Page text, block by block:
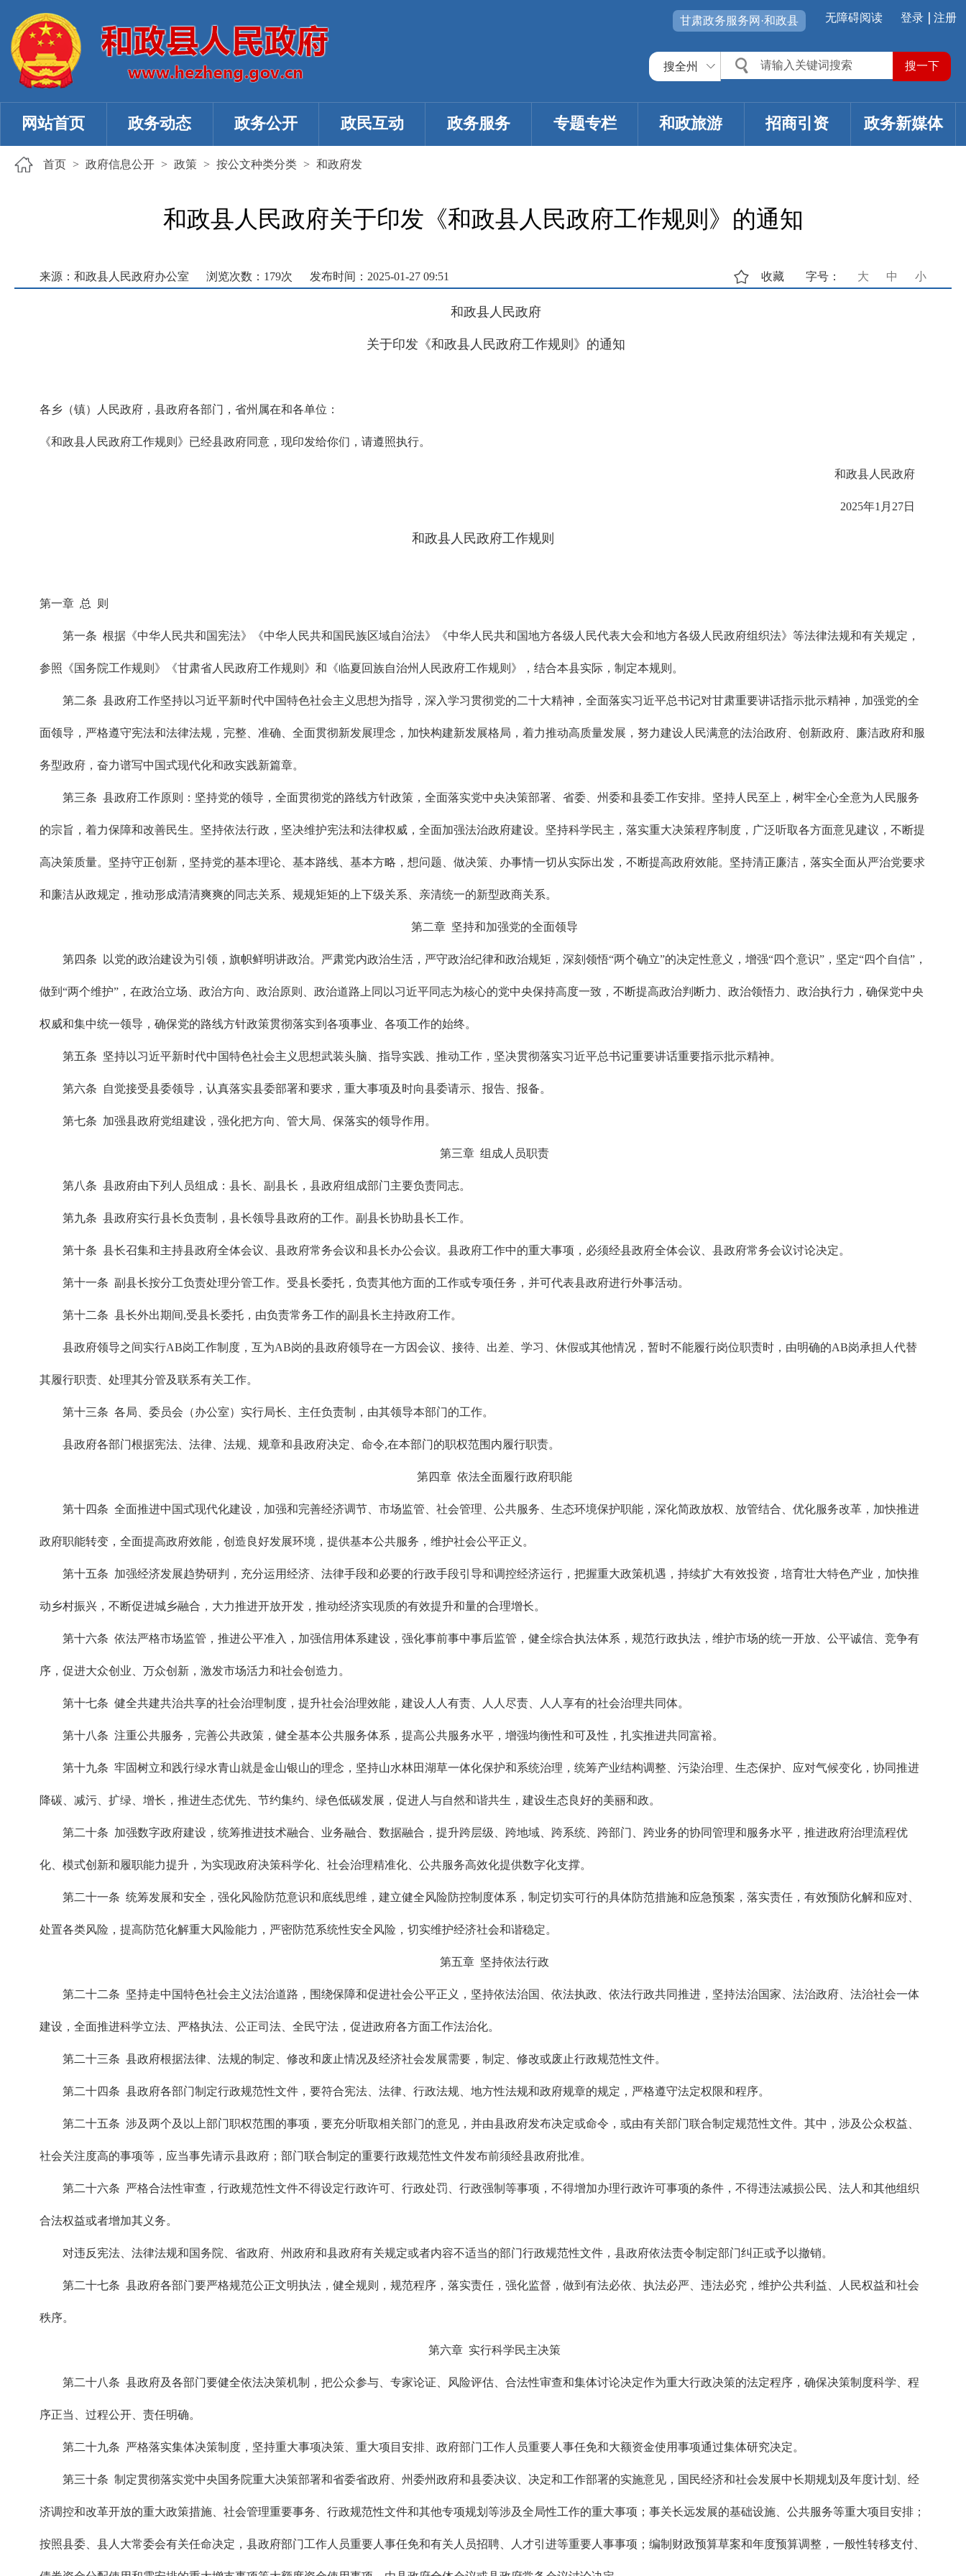
登录 注册
无障碍阅读
甘肃政务服务网·和政县
搜全州
网站首页 政务动态 政务公开 政民互动 政务服务 专题专栏 和政旅游 招商引资 政务新媒体
首页 > 政府信息公开 > 政策 > 按公文种类分类 > 和政府发
和政县人民政府关于印发《和政县人民政府工作规则》的通知
来源：和政县人民政府办公室 浏览次数： 179次 发布时间：2025-01-27 09:51 字号： 大 中 小
收藏
和政县人民政府
关于印发《和政县人民政府工作规则》的通知
各乡（镇）人民政府，县政府各部门，省州属在和各单位：
《和政县人民政府工作规则》已经县政府同意，现印发给你们，请遵照执行。
和政县人民政府
2025年1月27日
和政县人民政府工作规则
第一章 总 则
第一条 根据《中华人民共和国宪法》《中华人民共和国民族区域自治法》《中华人民共和国地方各级人民代表大会和地方各级人民政府组织法》等法律法规和有关规定，
参照《国务院工作规则》《甘肃省人民政府工作规则》和《临夏回族自治州人民政府工作规则》，结合本县实际，制定本规则。
第二条 县政府工作坚持以习近平新时代中国特色社会主义思想为指导，深入学习贯彻党的二十大精神，全面落实习近平总书记对甘肃重要讲话指示批示精神，加强党的全
面领导，严格遵守宪法和法律法规，完整、准确、全面贯彻新发展理念，加快构建新发展格局，着力推动高质量发展，努力建设人民满意的法治政府、创新政府、廉洁政府和服
务型政府，奋力谱写中国式现代化和政实践新篇章。
第三条 县政府工作原则：坚持党的领导，全面贯彻党的路线方针政策，全面落实党中央决策部署、省委、州委和县委工作安排。坚持人民至上，树牢全心全意为人民服务
的宗旨，着力保障和改善民生。坚持依法行政，坚决维护宪法和法律权威，全面加强法治政府建设。坚持科学民主，落实重大决策程序制度，广泛听取各方面意见建议，不断提
高决策质量。坚持守正创新，坚持党的基本理论、基本路线、基本方略，想问题、做决策、办事情一切从实际出发，不断提高政府效能。坚持清正廉洁，落实全面从严治党要求
和廉洁从政规定，推动形成清清爽爽的同志关系、规规矩矩的上下级关系、亲清统一的新型政商关系。
第二章 坚持和加强党的全面领导
第四条 以党的政治建设为引领，旗帜鲜明讲政治。严肃党内政治生活，严守政治纪律和政治规矩，深刻领悟“两个确立”的决定性意义，增强“四个意识”，坚定“四个自信”，
做到“两个维护”，在政治立场、政治方向、政治原则、政治道路上同以习近平同志为核心的党中央保持高度一致，不断提高政治判断力、政治领悟力、政治执行力，确保党中央
权威和集中统一领导，确保党的路线方针政策贯彻落实到各项事业、各项工作的始终。
第五条 坚持以习近平新时代中国特色社会主义思想武装头脑、指导实践、推动工作，坚决贯彻落实习近平总书记重要讲话重要指示批示精神。
第六条 自觉接受县委领导，认真落实县委部署和要求，重大事项及时向县委请示、报告、报备。
第七条 加强县政府党组建设，强化把方向、管大局、保落实的领导作用。
第三章 组成人员职责
第八条 县政府由下列人员组成：县长、副县长，县政府组成部门主要负责同志。
第九条 县政府实行县长负责制，县长领导县政府的工作。副县长协助县长工作。
第十条 县长召集和主持县政府全体会议、县政府常务会议和县长办公会议。县政府工作中的重大事项，必须经县政府全体会议、县政府常务会议讨论决定。
第十一条 副县长按分工负责处理分管工作。受县长委托，负责其他方面的工作或专项任务，并可代表县政府进行外事活动。
第十二条 县长外出期间,受县长委托，由负责常务工作的副县长主持政府工作。
县政府领导之间实行AB岗工作制度，互为AB岗的县政府领导在一方因会议、接待、出差、学习、休假或其他情况，暂时不能履行岗位职责时，由明确的AB岗承担人代替
其履行职责、处理其分管及联系有关工作。
第十三条 各局、委员会（办公室）实行局长、主任负责制，由其领导本部门的工作。
县政府各部门根据宪法、法律、法规、规章和县政府决定、命令,在本部门的职权范围内履行职责。
第四章 依法全面履行政府职能
第十四条 全面推进中国式现代化建设，加强和完善经济调节、市场监管、社会管理、公共服务、生态环境保护职能，深化简政放权、放管结合、优化服务改革，加快推进
政府职能转变，全面提高政府效能，创造良好发展环境，提供基本公共服务，维护社会公平正义。
第十五条 加强经济发展趋势研判，充分运用经济、法律手段和必要的行政手段引导和调控经济运行，把握重大政策机遇，持续扩大有效投资，培育壮大特色产业，加快推
动乡村振兴，不断促进城乡融合，大力推进开放开发，推动经济实现质的有效提升和量的合理增长。
第十六条 依法严格市场监管，推进公平准入，加强信用体系建设，强化事前事中事后监管，健全综合执法体系，规范行政执法，维护市场的统一开放、公平诚信、竞争有
序，促进大众创业、万众创新，激发市场活力和社会创造力。
第十七条 健全共建共治共享的社会治理制度，提升社会治理效能，建设人人有责、人人尽责、人人享有的社会治理共同体。
第十八条 注重公共服务，完善公共政策，健全基本公共服务体系，提高公共服务水平，增强均衡性和可及性，扎实推进共同富裕。
第十九条 牢固树立和践行绿水青山就是金山银山的理念，坚持山水林田湖草一体化保护和系统治理，统筹产业结构调整、污染治理、生态保护、应对气候变化，协同推进
降碳、减污、扩绿、增长，推进生态优先、节约集约、绿色低碳发展，促进人与自然和谐共生，建设生态良好的美丽和政。
第二十条 加强数字政府建设，统筹推进技术融合、业务融合、数据融合，提升跨层级、跨地域、跨系统、跨部门、跨业务的协同管理和服务水平，推进政府治理流程优
化、模式创新和履职能力提升，为实现政府决策科学化、社会治理精准化、公共服务高效化提供数字化支撑。
第二十一条 统筹发展和安全，强化风险防范意识和底线思维，建立健全风险防控制度体系，制定切实可行的具体防范措施和应急预案，落实责任，有效预防化解和应对、
处置各类风险，提高防范化解重大风险能力，严密防范系统性安全风险，切实维护经济社会和谐稳定。
第五章 坚持依法行政
第二十二条 坚持走中国特色社会主义法治道路，围绕保障和促进社会公平正义，坚持依法治国、依法执政、依法行政共同推进，坚持法治国家、法治政府、法治社会一体
建设，全面推进科学立法、严格执法、公正司法、全民守法，促进政府各方面工作法治化。
第二十三条 县政府根据法律、法规的制定、修改和废止情况及经济社会发展需要，制定、修改或废止行政规范性文件。
第二十四条 县政府各部门制定行政规范性文件，要符合宪法、法律、行政法规、地方性法规和政府规章的规定，严格遵守法定权限和程序。
第二十五条 涉及两个及以上部门职权范围的事项，要充分听取相关部门的意见，并由县政府发布决定或命令，或由有关部门联合制定规范性文件。其中，涉及公众权益、
社会关注度高的事项等，应当事先请示县政府；部门联合制定的重要行政规范性文件发布前须经县政府批准。
第二十六条 严格合法性审查，行政规范性文件不得设定行政许可、行政处罚、行政强制等事项，不得增加办理行政许可事项的条件，不得违法减损公民、法人和其他组织
合法权益或者增加其义务。
对违反宪法、法律法规和国务院、省政府、州政府和县政府有关规定或者内容不适当的部门行政规范性文件，县政府依法责令制定部门纠正或予以撤销。
第二十七条 县政府各部门要严格规范公正文明执法，健全规则，规范程序，落实责任，强化监督，做到有法必依、执法必严、违法必究，维护公共利益、人民权益和社会
秩序。
第六章 实行科学民主决策
第二十八条 县政府及各部门要健全依法决策机制，把公众参与、专家论证、风险评估、合法性审查和集体讨论决定作为重大行政决策的法定程序，确保决策制度科学、程
序正当、过程公开、责任明确。
第二十九条 严格落实集体决策制度，坚持重大事项决策、重大项目安排、政府部门工作人员重要人事任免和大额资金使用事项通过集体研究决定。
第三十条 制定贯彻落实党中央国务院重大决策部署和省委省政府、州委州政府和县委决议、决定和工作部署的实施意见，国民经济和社会发展中长期规划及年度计划、经
济调控和改革开放的重大政策措施、社会管理重要事务、行政规范性文件和其他专项规划等涉及全局性工作的重大事项；事关长远发展的基础设施、公共服务等重大项目安排；
按照县委、县人大常委会有关任命决定，县政府部门工作人员重要人事任免和有关人员招聘、人才引进等重要人事事项；编制财政预算草案和年度预算调整，一般性转移支付、